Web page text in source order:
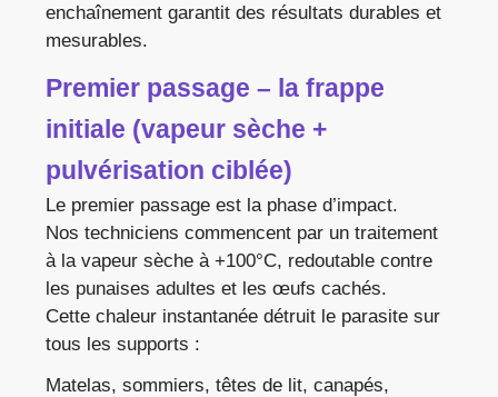
enchaînement garantit des résultats durables et
mesurables.
Premier passage – la frappe
initiale (vapeur sèche +
pulvérisation ciblée)
Le premier passage est la phase d’impact.
Nos techniciens commencent par un traitement
à la vapeur sèche à +100°C, redoutable contre
les punaises adultes et les œufs cachés.
Cette chaleur instantanée détruit le parasite sur
tous les supports :
Matelas, sommiers, têtes de lit, canapés,